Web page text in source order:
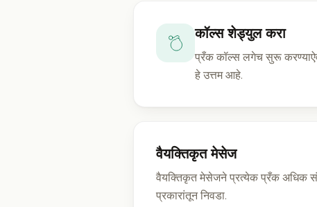
कॉल्स शेड्युल करा
प्रँक कॉल्स लगेच सुरू
हे उत्तम आहे.
वैयक्तिकृत मेसेज
वैयक्तिकृत मेसेजने प्रत्येक प्रँक अधिक
प्रकारांतून निवडा.